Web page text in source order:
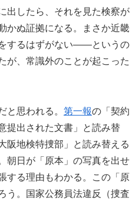
出したら、それを見た検察が
かぬ証拠になる。まさか近畿
するはずがない――というの
が、常識外のことが起こった
と思われる。 第一報の「契約
提出された文書」と読み替
阪地検特捜部」と読み替える
朝日が「原本」の写真を出せ
する理由もわかる。この「原
う。国家公務員法違反（捜査